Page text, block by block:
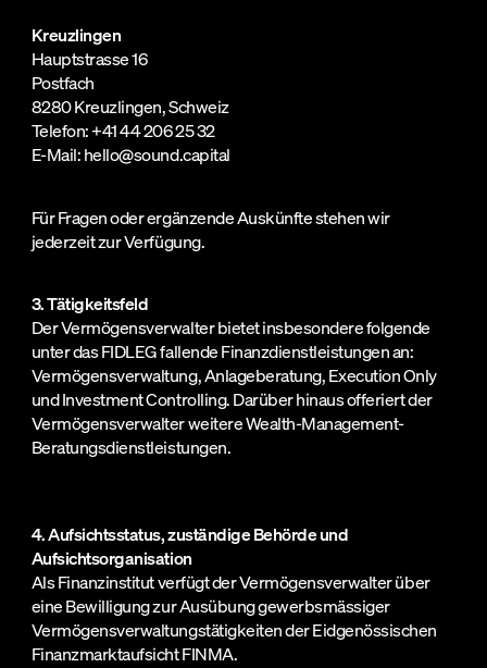
Kreuzlingen
Hauptstrasse 16
Postfach
8280 Kreuzlingen, Schweiz
Telefon: +41 44 206 25 32
E-Mail: hello@sound.capital
Für Fragen oder ergänzende Auskünfte stehen wir
jederzeit zur Verfügung.
3. Tätigkeitsfeld
Der Vermögensverwalter bietet insbesondere folgende
unter das FIDLEG fallende Finanzdienstleistungen an:
Vermögensverwaltung, Anlageberatung, Execution Only
und Investment Controlling. Darüber hinaus offeriert der
Vermögensverwalter weitere Wealth-Management-
Beratungsdienstleistungen.
4. Aufsichtsstatus, zuständige Behörde und
Aufsichtsorganisation
Als Finanzinstitut verfügt der Vermögensverwalter über
eine Bewilligung zur Ausübung gewerbsmässiger
Vermögensverwaltungstätigkeiten der Eidgenössischen
Finanzmarktaufsicht FINMA.